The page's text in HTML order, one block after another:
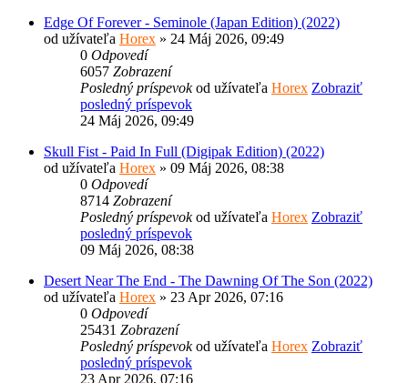
Edge Of Forever - Seminole (Japan Edition) (2022)
od užívateľa Horex » 24 Máj 2026, 09:49
0 Odpovedí
6057 Zobrazení
Posledný príspevokod užívateľa Horex Zobraziť
posledný príspevok
24 Máj 2026, 09:49
Skull Fist - Paid In Full (Digipak Edition) (2022)
od užívateľa Horex » 09 Máj 2026, 08:38
0 Odpovedí
8714 Zobrazení
Posledný príspevokod užívateľa Horex Zobraziť
posledný príspevok
09 Máj 2026, 08:38
Desert Near The End - The Dawning Of The Son (2022)
od užívateľa Horex » 23 Apr 2026, 07:16
0 Odpovedí
25431 Zobrazení
Posledný príspevokod užívateľa Horex Zobraziť
posledný príspevok
23 Apr 2026, 07:16